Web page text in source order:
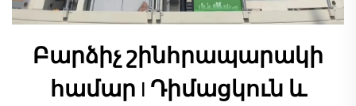
Բարձիչ շինհրապարակի
համար | Դիմացկուն և